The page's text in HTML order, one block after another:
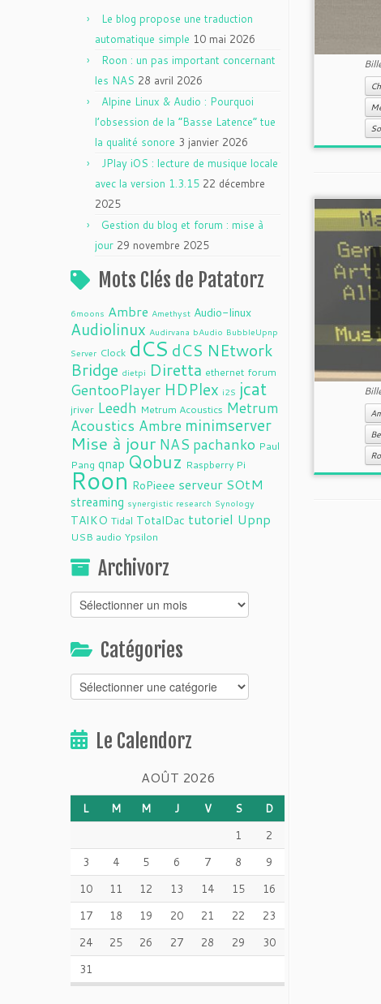
Le blog propose une traduction
automatique simple 10 mai 2026
Roon : un pas important concernant
les NAS 28 avril 2026
Alpine Linux & Audio : Pourquoi
l’obsession de la “Basse Latence” tue
la qualité sonore 3 janvier 2026
JPlay iOS : lecture de musique locale
avec la version 1.3.15 22 décembre
2025
Gestion du blog et forum : mise à
jour 29 novembre 2025
Mots Clés de Patatorz
6moons Ambre Amethyst Audio-linux
Audiolinux Audirvana bAudio BubbleUpnp
Server Clock dCS dCS NEtwork
Bridge dietpi Diretta ethernet forum
GentooPlayer HDPlex i2S jcat
jriver Leedh Metrum Acoustics Metrum
Acoustics Ambre minimserver
Mise à jour NAS pachanko Paul
Pang qnap Qobuz Raspberry Pi
Roon RoPieee serveur SOtM
streaming synergistic research Synology
TAIKO Tidal TotalDac tutoriel Upnp
USB audio Ypsilon
Archivorz
Archivorz
Catégories
Catégories
Le Calendorz
AOÛT 2026
L M M J V S
D
1
2
3
4 5 6 7 8
9
10
11 12 13 14 15
16
17
18 19 20 21 22
23
24
25 26 27 28 29
30
31